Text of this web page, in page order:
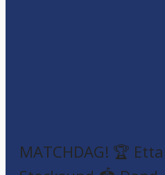
MATCHDAG! 🏆